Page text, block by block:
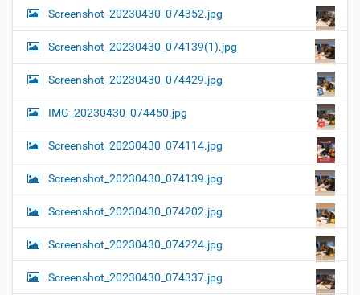
Screenshot_20230430_074352.jpg
Screenshot_20230430_074139(1).jpg
Screenshot_20230430_074429.jpg
IMG_20230430_074450.jpg
Screenshot_20230430_074114.jpg
Screenshot_20230430_074139.jpg
Screenshot_20230430_074202.jpg
Screenshot_20230430_074224.jpg
Screenshot_20230430_074337.jpg